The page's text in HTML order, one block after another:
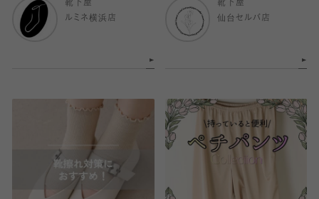
靴下屋
ルミネ横浜店
靴下屋
仙台セルバ店